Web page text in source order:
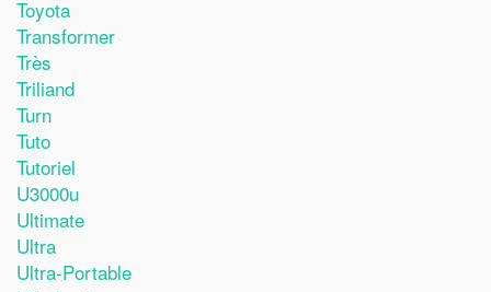
Toyota
Transformer
Très
Triliand
Turn
Tuto
Tutoriel
U3000u
Ultimate
Ultra
Ultra-Portable